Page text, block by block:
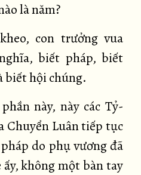
là năm?
con trưởng vua
biết pháp, biết
biết hội chúng.
này, này các Tỷ-
Chuyển Luân tiếp tục
do phụ vương đã
không một bàn tay